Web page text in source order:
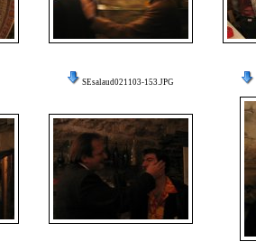
SEsalaud021103-153.JPG